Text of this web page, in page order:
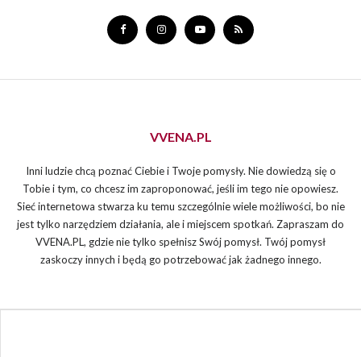
VVENA.PL
Inni ludzie chcą poznać Ciebie i Twoje pomysły. Nie dowiedzą się o
Tobie i tym, co chcesz im zaproponować, jeśli im tego nie opowiesz.
Sieć internetowa stwarza ku temu szczególnie wiele możliwości, bo nie
jest tylko narzędziem działania, ale i miejscem spotkań. Zapraszam do
VVENA.PL, gdzie nie tylko spełnisz Swój pomysł. Twój pomysł
zaskoczy innych i będą go potrzebować jak żadnego innego.